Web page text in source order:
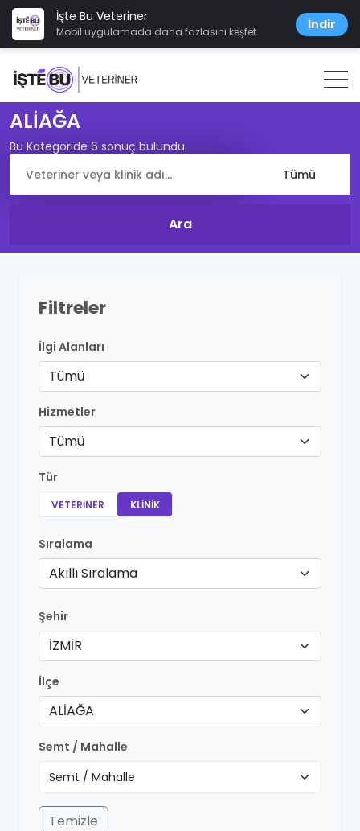
İşte Bu Veteriner
Mobil uygulamada daha fazlasını keşfet İndir
ALİAĞA
Bu Kategoride 6 sonuç bulundu
Filtreler
İlgi Alanları
Tümü
Hizmetler
Tümü
Tür
VETERINER KLINIK
Sıralama
Akıllı Sıralama
Şehir
İZMİR
İlçe
ALİAĞA
Semt / Mahalle
Temizle